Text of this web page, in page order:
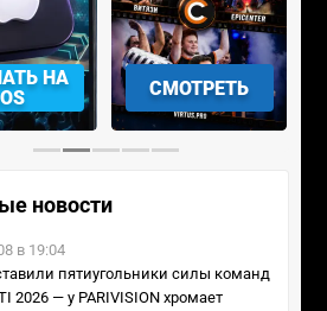
УЧАСТВОВАТЬ
новости
в 19:04
пятиугольники силы команд
2026 — у PARIVISION хромает